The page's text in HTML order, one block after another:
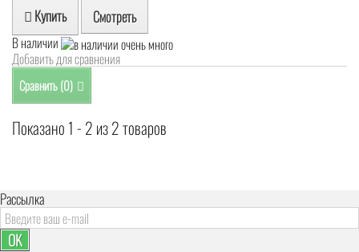
Купить Смотреть
В наличии
Добавить для сравнения
Сравнить (0)
Показано 1 - 2 из 2 товаров
Рассылка
OK